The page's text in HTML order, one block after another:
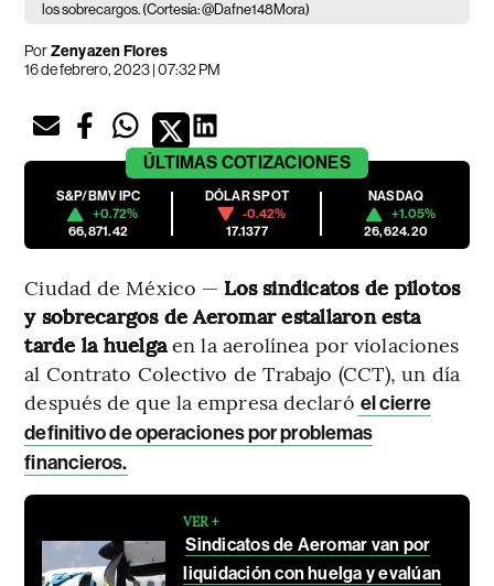
los sobrecargos. (Cortesía: @Dafne148Mora)
PorZenyazen Flores
16 de febrero, 2023 | 07:32 PM
ÚLTIMAS COTIZACIONES
S&P/BMV IPC
+0.72%
66,871.42
DÓLAR SPOT
-0.42%
17.1377
NASDAQ
+1.05%
26,624.20
Ciudad de México — Los sindicatos de pilotos
y sobrecargos de Aeromar estallaron esta
tarde la huelgaen la aerolínea por violaciones
al Contrato Colectivo de Trabajo (CCT), un día
después de que la empresa declaró el cierre
definitivo de operaciones por problemas
financieros.
VER +
Sindicatos de Aeromar van por
liquidación con huelga y evalúan